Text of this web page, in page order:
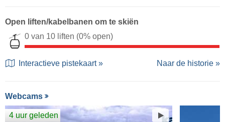
Open liften/kabelbanen om te skiën
0 van 10 liften (0% open)
Interactieve pistekaart » Naar de historie »
Webcams
4 uur geleden